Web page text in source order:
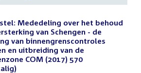
Mededeling over het behoud
van Schengen - de
van binnengrenscontroles
en uitbreiding van de
COM (2017) 570